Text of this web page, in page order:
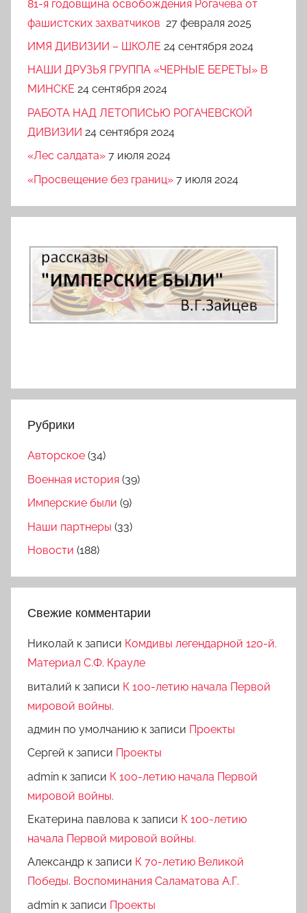
81-я годовщина освобождения Рогачева от
фашистских захватчиков 27 февраля 2025
ИМЯ ДИВИЗИИ – ШКОЛЕ 24 сентября 2024
НАШИ ДРУЗЬЯ ГРУППА «ЧЕРНЫЕ БЕРЕТЫ» В
МИНСКЕ 24 сентября 2024
РАБОТА НАД ЛЕТОПИСЬЮ РОГАЧЕВСКОЙ
ДИВИЗИИ 24 сентября 2024
«Лес салдата» 7 июля 2024
«Просвещение без границ» 7 июля 2024
Рубрики
Авторское (34)
Военная история (39)
Имперские были (9)
Наши партнеры (33)
Новости (188)
Свежие комментарии
Николай к записи Комдивы легендарной 120-й.
Материал С.Ф. Крауле
виталий к записи К 100-летию начала Первой
мировой войны.
админ по умолчанию к записи Проекты
Сергей к записи Проекты
admin к записи К 100-летию начала Первой
мировой войны.
Екатерина павлова к записи К 100-летию
начала Первой мировой войны.
Александр к записи К 70-летию Великой
Победы. Воспоминания Саламатова А.Г.
admin к записи Проекты